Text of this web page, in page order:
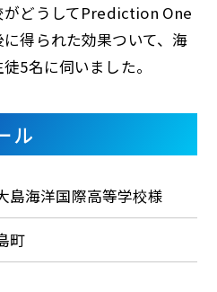
がどうしてPrediction One
得られた効果ついて、海
5名に伺いました。
ル
島海洋国際高等学校様
町